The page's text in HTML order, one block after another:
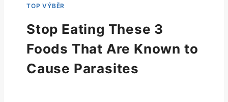
Stop Eating These 3
Foods That Are Known to
Cause Parasites